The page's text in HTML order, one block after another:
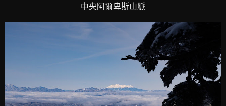
中央阿爾卑斯山脈